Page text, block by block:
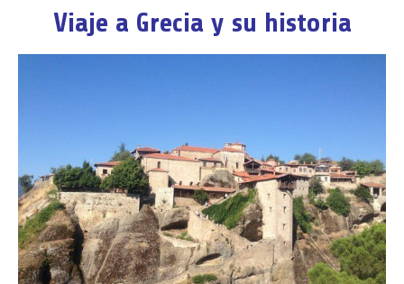
Viaje a Grecia y su historia